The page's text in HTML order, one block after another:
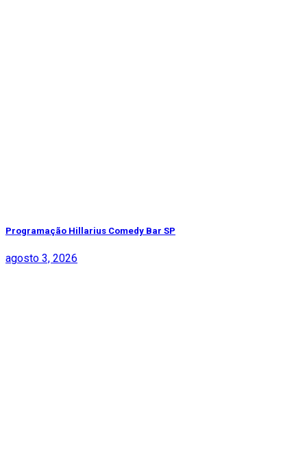
Programação Hillarius Comedy Bar SP
agosto 3, 2026